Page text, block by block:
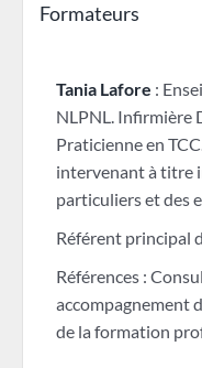
Formateurs
Tania Lafore :
NLPNL. Infirmière
Praticienne en
intervenant à titre
particuliers et des
Référent principal
Références :
accompagnement
de la formation